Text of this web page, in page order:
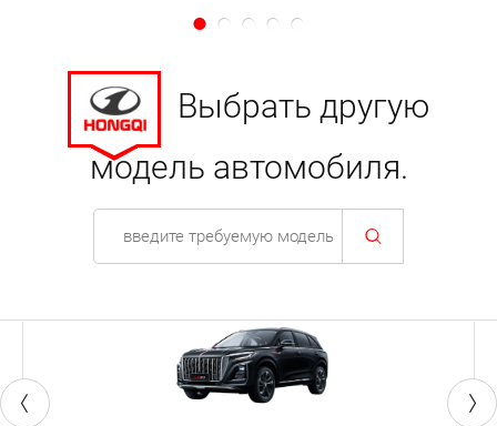
Выбрать другую
модель автомобиля.